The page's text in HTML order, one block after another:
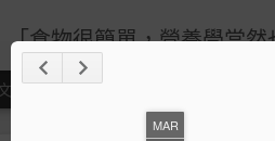
MAR
「食物很簡單，營養學當
章分類 轉載請填表單